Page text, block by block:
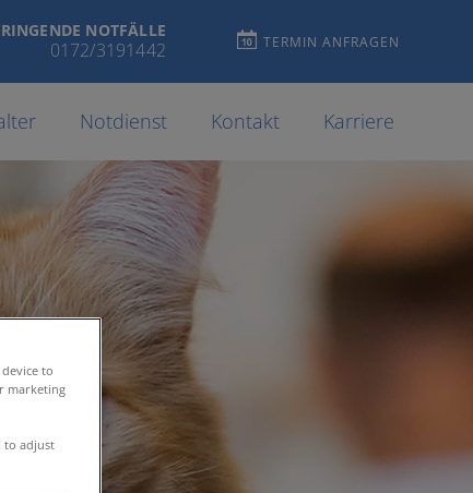
NOTFÄLLE
0172/3191442 TERMIN ANFRAGEN
Notdienst Kontakt Karriere
to
marketing
to adjust